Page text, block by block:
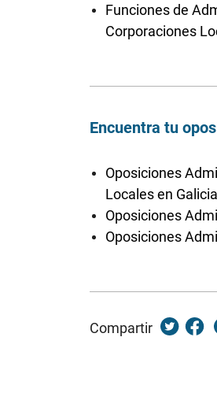
Funciones de
Corporaciones
Encuentra tu
Oposiciones
Locales en Galicia
Oposiciones
Oposiciones
Compartir